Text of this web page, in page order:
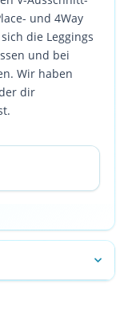
und 4Way
die Leggings
und bei
Wir haben
dir